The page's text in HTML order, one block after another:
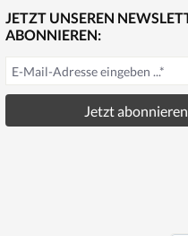
JETZT UNSEREN
ABONNIEREN:
Jetzt